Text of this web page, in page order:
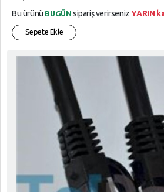
Bu ürünü BUGÜN sipariş verirsenizYARIN
Sepete Ekle